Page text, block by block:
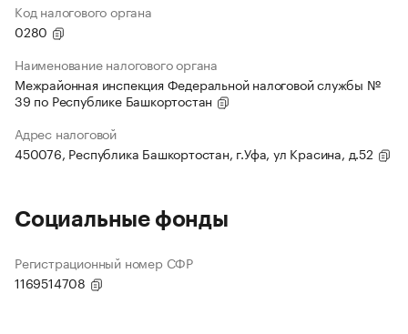
Код налогового органа
0280
Наименование налогового органа
Межрайонная инспекция Федеральной налоговой службы №
39 по Республике Башкортостан
Адрес налоговой
450076, Республика Башкортостан, г.Уфа, ул Красина, д.52
Социальные фонды
Регистрационный номер СФР
1169514708